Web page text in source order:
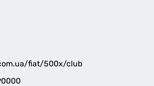
fiat/500x/club